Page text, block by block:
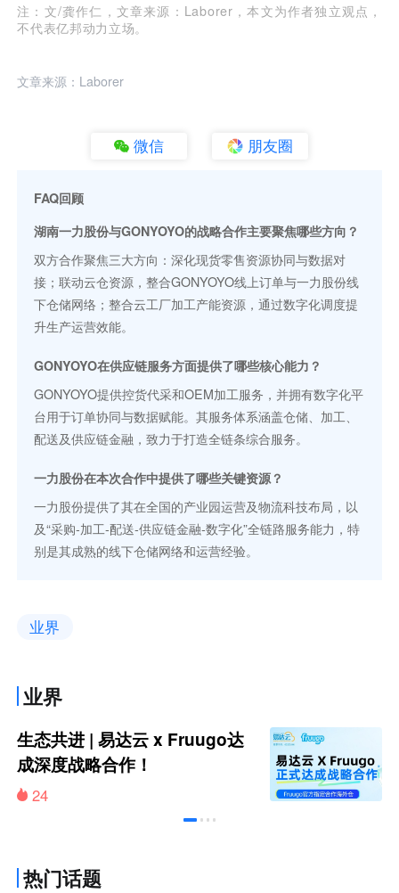
注：文/龚作仁，文章来源：Laborer，本文为作者独立观点，
不代表亿邦动力立场。
文章来源：Laborer
微信 朋友圈
FAQ回顾
湖南一力股份与GONYOYO的战略合作主要聚焦哪些方向？
双方合作聚焦三大方向：深化现货零售资源协同与数据对
接；联动云仓资源，整合GONYOYO线上订单与一力股份线
下仓储网络；整合云工厂加工产能资源，通过数字化调度提
升生产运营效能。
GONYOYO在供应链服务方面提供了哪些核心能力？
GONYOYO提供控货代采和OEM加工服务，并拥有数字化平
台用于订单协同与数据赋能。其服务体系涵盖仓储、加工、
配送及供应链金融，致力于打造全链条综合服务。
一力股份在本次合作中提供了哪些关键资源？
一力股份提供了其在全国的产业园运营及物流科技布局，以
及“采购-加工-配送-供应链金融-数字化”全链路服务能力，特
别是其成熟的线下仓储网络和运营经验。
业界
业界
生态共进 | 易达云 x Fruugo达
成深度战略合作！
24
热门话题